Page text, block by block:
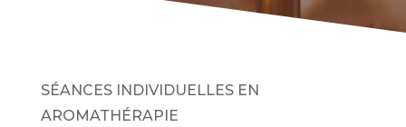
SÉANCES INDIVIDUELLES EN
AROMATHÉRAPIE